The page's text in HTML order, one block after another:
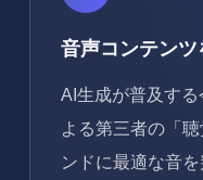
音声コンテンツ
AI生成が普及す
よる第三者の「
ンドに最適な音